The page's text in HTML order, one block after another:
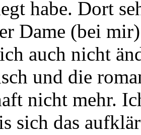
habe. Dort
Dame (bei
auch nicht
und die
nicht mehr.
sich das